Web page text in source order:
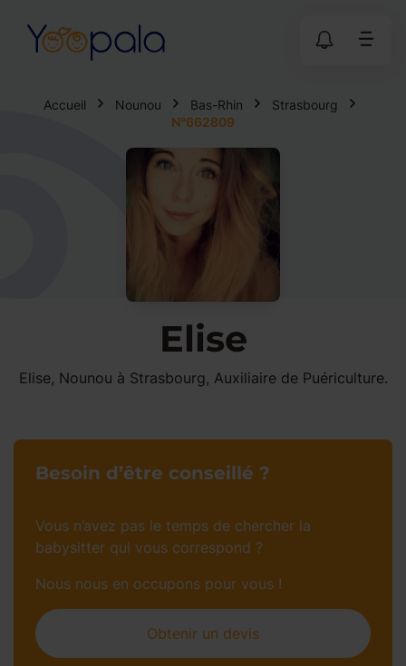
Accueil Nounou Bas-Rhin
Strasbourg
N°662809
Elise
Elise, Nounou à Strasbourg, Auxiliaire de Puériculture.
Besoin d’être conseillé ?
Vous n’avez pas le temps de chercher la
babysitter qui vous correspond ?
Nous nous en occupons pour vous !
Obtenir un devis